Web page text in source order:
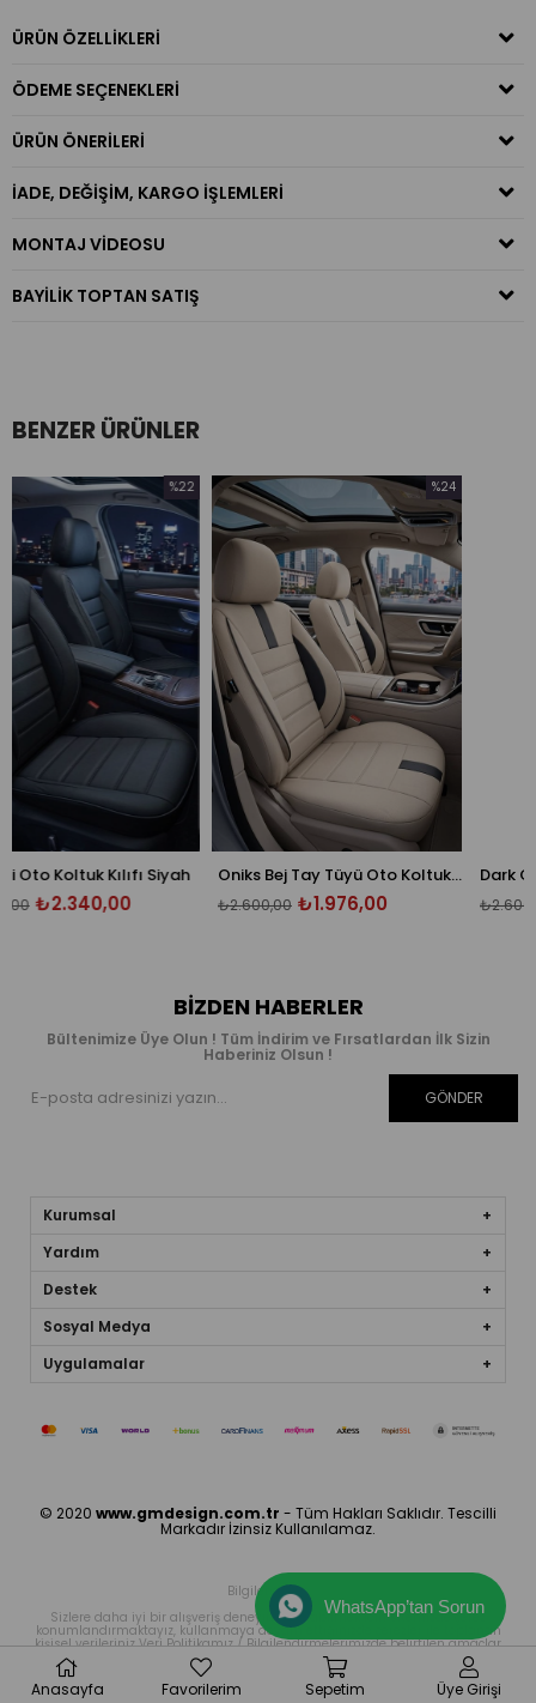
ÜRÜN ÖZELLIKLERI
ÖDEME SEÇENEKLERI
ÜRÜN ÖNERILERI
İADE, DEĞIŞIM, KARGO İŞLEMLERI
MONTAJ VIDEOSU
BAYILIK TOPTAN SATIŞ
BENZER ÜRÜNLER
Siyah
%22
İndirim
%22İndirim
Oniks Bej Tay Tüyü Oto Koltuk Kılıfı - Ön Arka 5 Koltuk Tam Set - Üniversal
₺1.976,00
₺2.600,00
İndirim
%24İndirim
₺1.976,00
₺2.600,00
BIZDEN HABERLER
Bültenimize Üye Olun ! Tüm İndirim ve Fırsatlardan İlk Sizin
Haberiniz Olsun !
GÖNDER
Kurumsal
Yardım
Destek
Sosyal Medya
Uygulamalar
© 2020 www.gmdesign.com.tr - Tüm Hakları Saklıdır. Tescilli
Markadır İzinsiz Kullanılamaz.
Bilgilendirme
Sizlere daha iyi bir alışveriş deneyimi sunabilmek icin sitemizde çerez
konumlandırmaktayız, kullanmaya devam ettiğinizde çerezler ile toplanan
kişisel verileriniz Veri Politikamız / Bilgilendirmelerimizde belirtilen amaçlar
ve yöntemlerle mevzuatına uygun olarak kullanılacaktır.
WhatsApp’tan Sorun
Anasayfa Favorilerim Sepetim Üye Girişi